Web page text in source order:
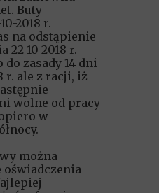
Buty
2018 r.
na odstąpienie
22-10-2018 r.
do zasady 14 dni
r. ale z racji, iż
wolne od pracy
w
można
oświadczenia